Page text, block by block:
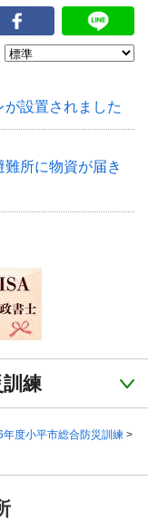
が設置されました
難所に物資が届き
練
年度小平市総合防災訓練 >